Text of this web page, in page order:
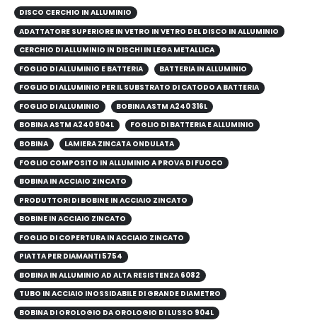
DISCO CERCHIO IN ALLUMINIO
ADATTATORE SUPERIORE IN VETRO IN VETRO DEL DISCO IN ALLUMINIO
CERCHIO DI ALLUMINIO IN DISCHI IN LEGA METALLICA
FOGLIO DI ALLUMINIO E BATTERIA
BATTERIA IN ALLUMINIO
FOGLIO DI ALLUMINIO PER IL SUBSTRATO DI CATODO A BATTERIA
FOGLIO DI ALLUMINIO
BOBINA ASTM A240 316L
BOBINA ASTM A240 904L
FOGLIO DI BATTERIA E ALLUMINIO
BOBINA
LAMIERA ZINCATA ONDULATA
FOGLIO COMPOSITO IN ALLUMINIO A PROVA DI FUOCO
BOBINA IN ACCIAIO ZINCATO
PRODUTTORI DI BOBINE IN ACCIAIO ZINCATO
BOBINE IN ACCIAIO ZINCATO
FOGLIO DI COPERTURA IN ACCIAIO ZINCATO
PIATTA PER DIAMANTI 5754
BOBINA IN ALLUMINIO AD ALTA RESISTENZA 6082
TUBO IN ACCIAIO INOSSIDABILE DI GRANDE DIAMETRO
BOBINA DI OROLOGIO DA OROLOGIO DI LUSSO 904L